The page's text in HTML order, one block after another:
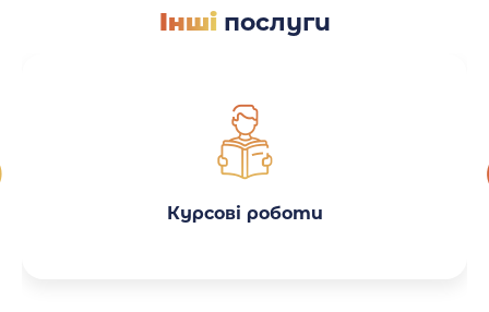
Іншіпослуги
Курсові роботи